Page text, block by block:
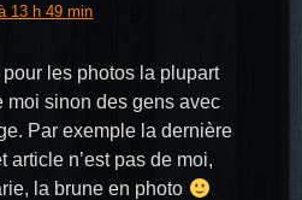
13 h 49 min
pour les photos la plupart
moi sinon des gens avec
Par exemple la dernière
article n’est pas de moi,
la brune en photo